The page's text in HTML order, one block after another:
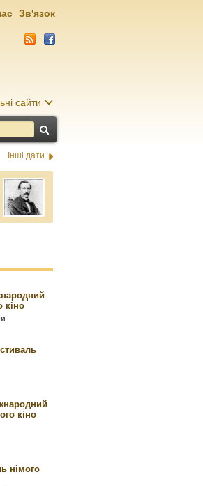
сайти
Зв'язок
Інші дати
кіно
кіно
німого